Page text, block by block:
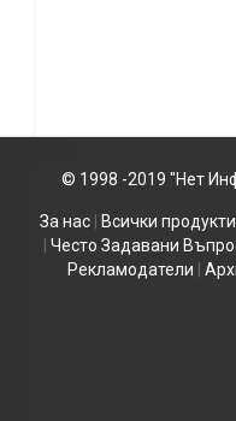
© 1998 -2019 "Нет
За нас| Всички продукти
Често Задавани
Рекламодатели